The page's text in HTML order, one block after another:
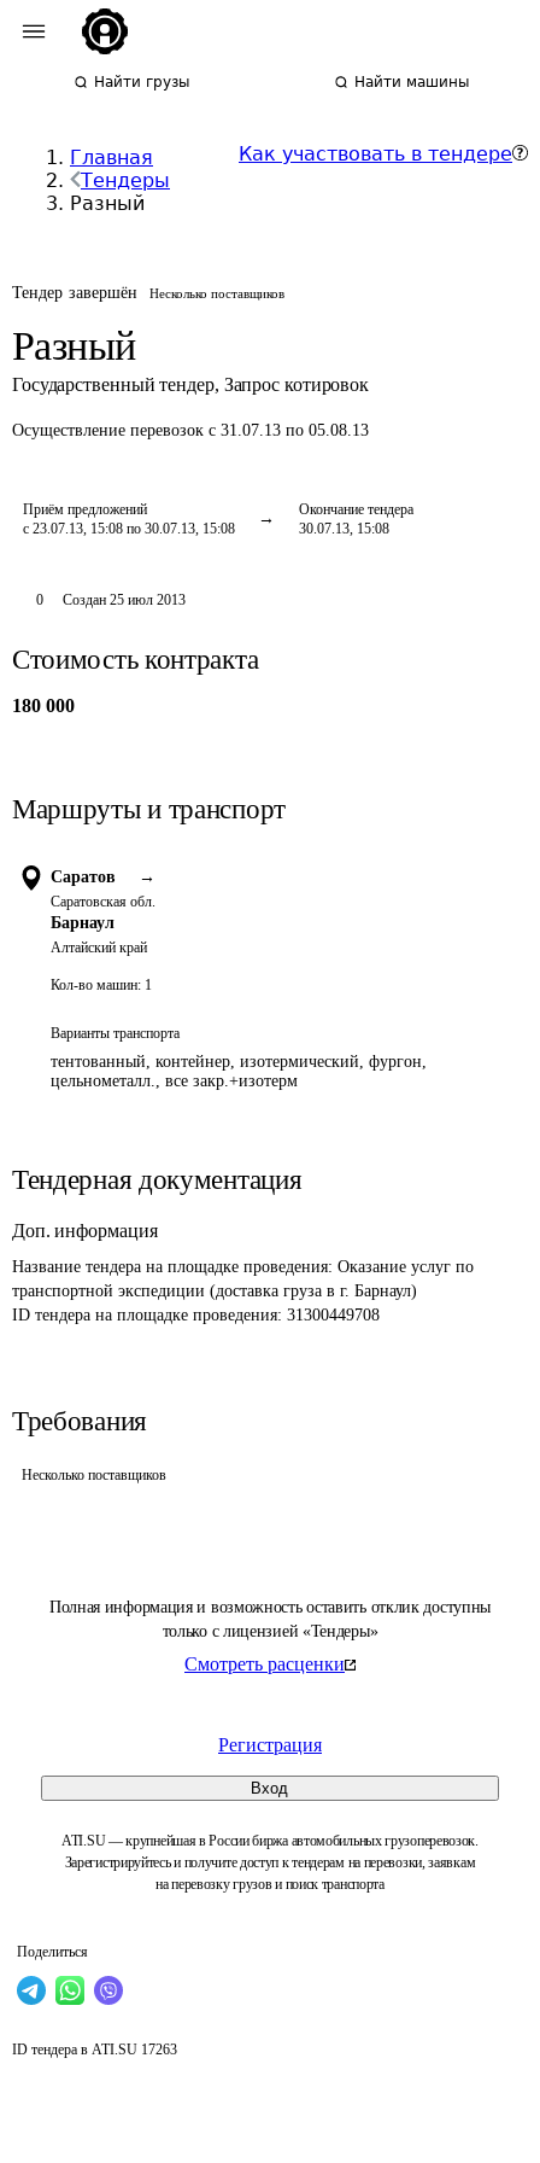
Найти грузы Найти машины
Главная
Тендеры
Разный
Как участвовать в тендере
Тендер завершён Несколько поставщиков
Разный
Государственный тендер, Запрос котировок
Осуществление перевозок с 31.07.13 по 05.08.13
Приём предложений
с 23.07.13, 15:08 по 30.07.13, 15:08
Окончание тендера
30.07.13, 15:08
Полная информация и возможность оставить отклик доступны
только с лицензией «Тендеры»
Смотреть расценки
Регистрация
Вход
ATI.SU — крупнейшая в России биржа автомобильных грузоперевозок.
Зарегистрируйтесь и получите доступ к тендерам на перевозки, заявкам
на перевозку грузов и поиск транспорта
Поделиться
0 Создан 25 июл 2013
Стоимость контракта
180 000
Маршруты и транспорт
Саратов →
Саратовская обл.
Барнаул
Алтайский край
Кол-во машин: 1
Варианты транспорта
тентованный, контейнер, изотермический, фургон,
цельнометалл., все закр.+изотерм
Тендерная документация
Доп. информация
Название тендера на площадке проведения: Оказание услуг по
транспортной экспедиции (доставка груза в г. Барнаул)
ID тендера на площадке проведения: 31300449708
Требования
Несколько поставщиков
ID тендера в ATI.SU 17263